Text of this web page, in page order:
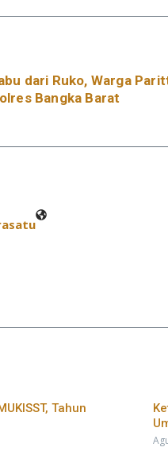
dari Ruko, Warga
Bangka Barat
Tahun